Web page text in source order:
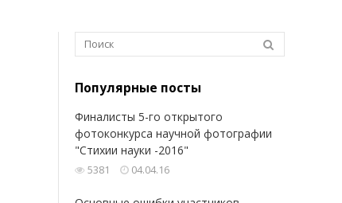
Популярные посты
Финалисты 5-го открытого
фотоконкурса научной фотографии
"Стихии науки -2016"
5381 04.04.16